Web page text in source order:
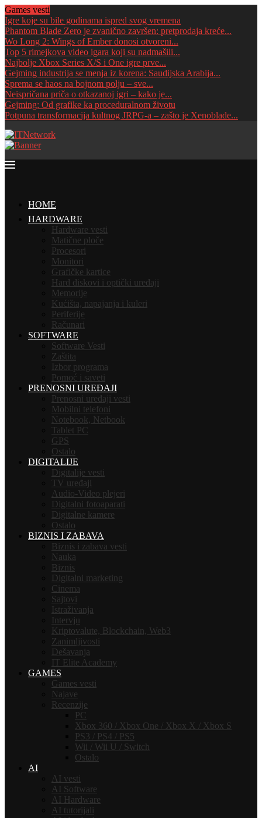
Games vesti
Igre koje su bile godinama ispred svog vremena
Phantom Blade Zero je zvanično završen: pretprodaja kreće...
Wo Long 2: Wings of Ember donosi otvoreni...
Top 5 rimejkova video igara koji su nadmašili...
Najbolje Xbox Series X/S i One igre prve...
Gejming industrija se menja iz korena: Saudijska Arabija...
Sprema se haos na bojnom polju – sve...
Neispričana priča o otkazanoj igri – kako je...
Gejming: Od grafike ka proceduralnom životu
Potpuna transformacija kultnog JRPG-a – zašto je Xenoblade...
HOME
HARDWARE
Hardware vesti
Matične ploče
Procesori
Monitori
Grafičke kartice
Hard diskovi i optički uređaji
Memorije
Kućišta, napajanja i kuleri
Periferije
Računari
SOFTWARE
Software Vesti
Zaštita
Izbor programa
Pomoć i saveti
PRENOSNI UREĐAJI
Prenosni uređaji vesti
Mobilni telefoni
Notebook, Netbook
Tablet PC
GPS
Ostalo
DIGITALIJE
Digitalije vesti
TV uređaji
Audio-Video plejeri
Digitalni fotoaparati
Digitalne kamere
Ostalo
BIZNIS I ZABAVA
Biznis i zabava vesti
Nauka
Biznis
Digitalni marketing
Cinema
Sajtovi
Istraživanja
Intervju
Kriptovalute, Blockchain, Web3
Zanimljivosti
Dešavanja
IT Elite Academy
GAMES
Games vesti
Najave
Recenzije
PC
Xbox 360 / Xbox One / Xbox X / Xbox S
PS3 / PS4 / PS5
Wii / Wii U / Switch
Ostalo
AI
AI vesti
AI Software
AI Hardware
AI tutorijali